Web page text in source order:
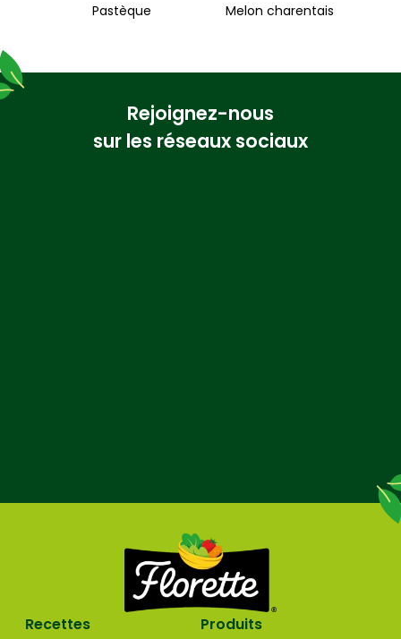
Pastèque Melon charentais
Rejoignez-nous
sur les réseaux sociaux
Recettes
Produits